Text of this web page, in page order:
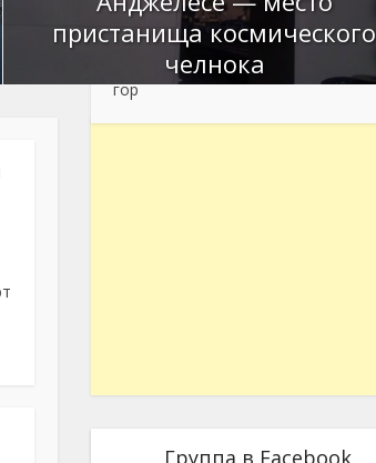
пристанища космического
челнока
Группа в Facebook
скрытая
жемчужина южно-
калифорнийских
гор